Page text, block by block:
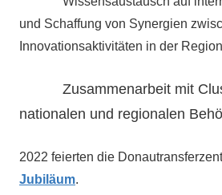
und Schaffung von Synergien
Innovationsaktivitäten in der Region
Zusammenarbeit mit
nationalen und regionalen
2022 feierten die
Jubiläum.